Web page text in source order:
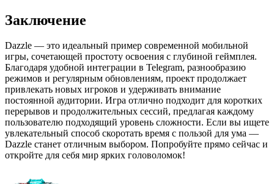
Заключение
Dazzle — это идеальный пример современной мобильной
игры, сочетающей простоту освоения с глубиной геймплея.
Благодаря удобной интеграции в Telegram, разнообразию
режимов и регулярным обновлениям, проект продолжает
привлекать новых игроков и удерживать внимание
постоянной аудитории. Игра отлично подходит для коротких
перерывов и продолжительных сессий, предлагая каждому
пользователю подходящий уровень сложности. Если вы ищете
увлекательный способ скоротать время с пользой для ума —
Dazzle станет отличным выбором. Попробуйте прямо сейчас и
откройте для себя мир ярких головоломок!